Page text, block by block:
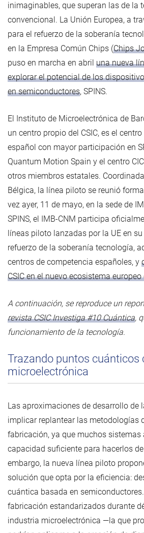
inimaginables, que superan las de la
convencional. La Unión Europea, a
para el refuerzo de la soberanía
en la Empresa Común Chips (Chips
puso en marcha en abril una nueva
explorar el potencial de los
en semiconductores, SPINS.
El Instituto de Microelectrónica de
un centro propio del CSIC, es el
español con mayor participación en
Quantum Motion Spain y el centro
otros miembros estatales.
Bélgica, la línea piloto se reunió
vez ayer, 11 de mayo, en la sede de
SPINS, el IMB-CNM participa
líneas piloto lanzadas por la UE en
refuerzo de la soberanía tecnología,
centros de competencia españoles, y
CSIC en el nuevo ecosistema
A continuación, se reproduce un
revista CSIC Investiga #10 Cuántica,
funcionamiento de la tecnología.
Trazando puntos cuánticos
microelectrónica
Las aproximaciones de desarrollo de
implicar replantear las metodologías
fabricación, ya que muchos sistemas
capacidad suficiente para hacerlos
embargo, la nueva línea piloto
solución que opta por la eficiencia:
cuántica basada en
fabricación estandarizados durante
industria microelectrónica —la que